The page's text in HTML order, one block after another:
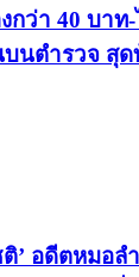
กว่า 40 บาท
บนตำรวจ สุ
’ อดีตหมอล